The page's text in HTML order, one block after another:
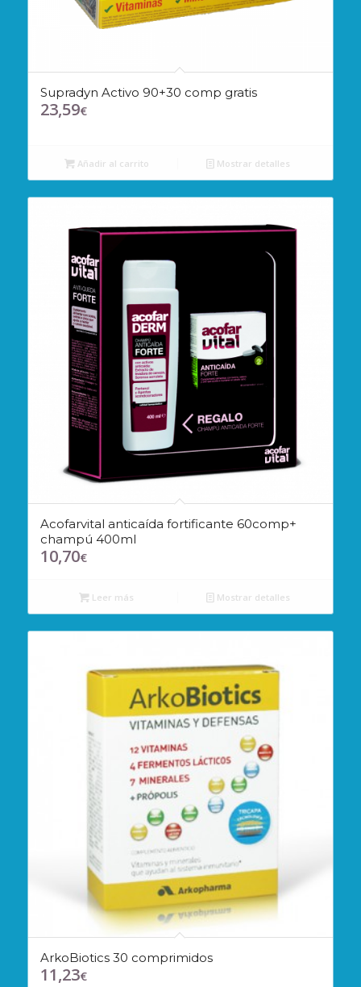
Supradyn Activo 90+30 comp gratis
23,59€
Añadir al carrito Mostrar detalles
Acofarvital anticaída fortificante 60comp+
champú 400ml
10,70€
Leer más Mostrar detalles
ArkoBiotics 30 comprimidos
11,23€